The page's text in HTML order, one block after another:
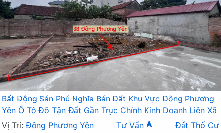
Bất Động Sán Phú Nghĩa Bán Đất Khu Vực Đông Phương
Yên Ô Tô Đõ Tận Đất Gần Trục Chính Kinh Doanh Liên Xã
Vị Trí: Đông Phương Yên Tư Vấn
Đất Thổ Cư